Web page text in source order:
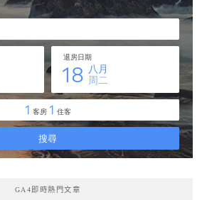
GA4即時熱門文章